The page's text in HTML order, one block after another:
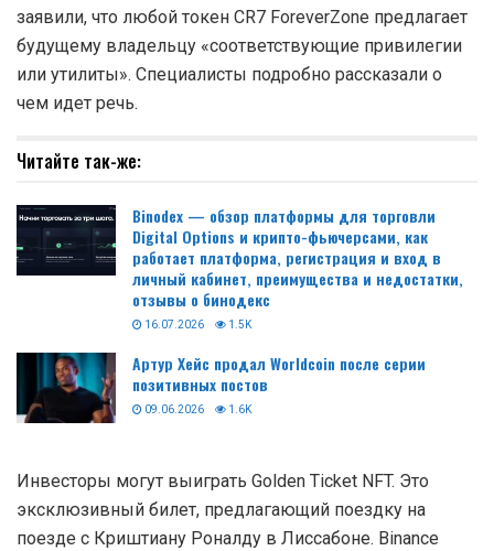
заявили, что любой токен CR7 ForeverZone предлагает
будущему владельцу «соответствующие привилегии
или утилиты». Специалисты подробно рассказали о
чем идет речь.
Читайте так-же:
Binodex — обзор платформы для торговли
Digital Options и крипто-фьючерсами, как
работает платформа, регистрация и вход в
личный кабинет, преимущества и недостатки,
отзывы о бинодекс
16.07.2026 1.5K
Артур Хейс продал Worldcoin после серии
позитивных постов
09.06.2026 1.6K
Инвесторы могут выиграть Golden Ticket NFT. Это
эксклюзивный билет, предлагающий поездку на
поезде с Криштиану Роналду в Лиссабоне. Binance